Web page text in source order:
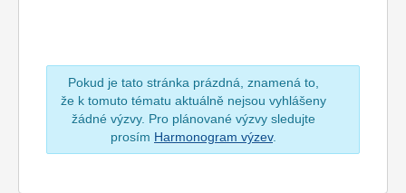
Pokud je tato stránka prázdná, znamená to,
že k tomuto tématu aktuálně nejsou vyhlášeny
žádné výzvy. Pro plánované výzvy sledujte
prosím Harmonogram výzev.